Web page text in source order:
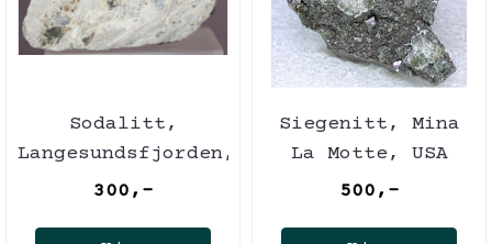
Sodalitt,
Langesundsfjorden,
Norge
300,-
Siegenitt, Mina
La Motte, USA
500,-